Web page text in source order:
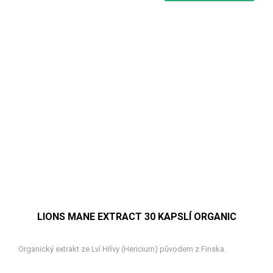
LIONS MANE EXTRACT 30 KAPSLÍ ORGANIC
Organický extrakt ze Lví Hřívy (Hericium) původem z Finska.